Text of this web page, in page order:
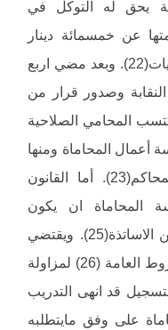
الثالثة يحق له التوكل في
تزيد قيمتها عن خمسمائة دينار
مالم يقرر حرمانه من بعض الصلاحيات(22). وبعد مضي اربع
وصدور قرار من
المحامي الصلاحية
أعمال المحاماة ومنها
التوكل بالخصومات امام جميع المحاكم(23). أما القانون
لممارسة المحاماة ان يكون
المحامي مسجلا في سجل المحامين الاساتذة(25). ويقتضي
التسجيل في هذا السجل توافر الشروط العامة (26) لمزاولة
قد انهى التدريب
على وفق مايتطلبه